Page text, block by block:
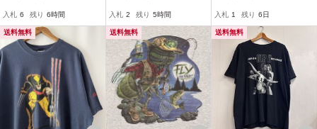
ルドミニー ヴィンテージ
ミッキー Y2K
入札 6 残り 6時間
ツ 3段プリント / ランタグ
バータグ 50s
入札 2 残り 5時間
アニマル ヴィンテージ ビ
ンテージ 90年代
入札 1 残り 6日
送料無料 送料無料 送料無料